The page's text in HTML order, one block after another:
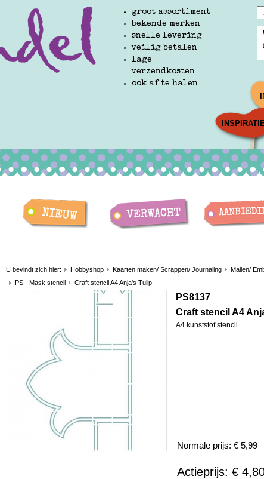
groot assortiment
bekende merken
snelle levering
veilig betalen
lage
verzendkosten
ook af te halen
U bevindt zich hier: Hobbyshop Kaarten maken/ Scrappen/ Journaling Mallen/
PS - Mask stencil
Craft stencil A4 Anja's Tulip
PS8137
Craft stencil A4
A4 kunststof stencil
Normale prijs: € 5,99
Actieprijs: €